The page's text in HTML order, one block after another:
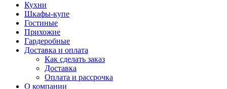
Кухни
Шкафы-купе
Гостиные
Прихожие
Гардеробные
Доставка и оплата
Как сделать заказ
Доставка
Оплата и рассрочка
О компании